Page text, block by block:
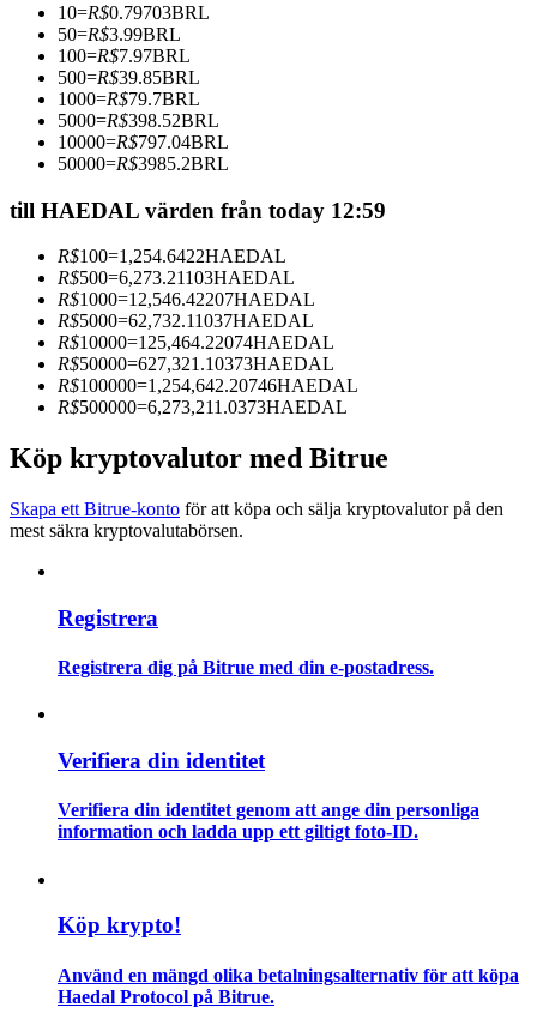
Bli en Copy Trader
Njut av vinstdelning och kopieringshandelsprovisioner
Information
Big data-analys inklusive handelsinformation, etc.
Handelsstrategier
Lär dig hur du håller dig lönsam
10=R$0.79703BRL
50=R$3.99BRL
100=R$7.97BRL
500=R$39.85BRL
1000=R$79.7BRL
5000=R$398.52BRL
10000=R$797.04BRL
50000=R$3985.2BRL
till HAEDAL värden från today 12:59
R$100=1,254.6422HAEDAL
R$500=6,273.21103HAEDAL
R$1000=12,546.42207HAEDAL
R$5000=62,732.11037HAEDAL
R$10000=125,464.22074HAEDAL
R$50000=627,321.10373HAEDAL
R$100000=1,254,642.20746HAEDAL
R$500000=6,273,211.0373HAEDAL
Köp kryptovalutor med Bitrue
Skapa ett Bitrue-konto för att köpa och sälja kryptovalutor på den
mest säkra kryptovalutabörsen.
Registrera
Registrera dig på Bitrue med din e-postadress.
Verifiera din identitet
Verifiera din identitet genom att ange din personliga
information och ladda upp ett giltigt foto-ID.
Köp krypto!
Använd en mängd olika betalningsalternativ för att köpa
Haedal Protocol på Bitrue.